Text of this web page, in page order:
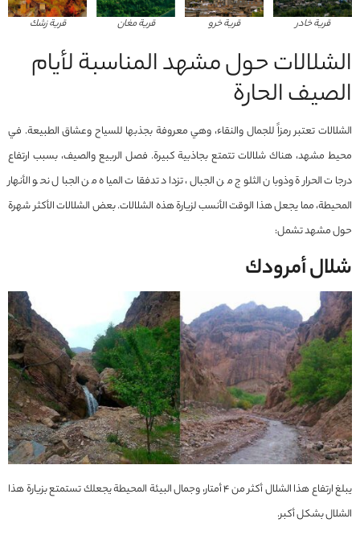
قرية خادر قرية خرو قرية مغان قرية زشك
الشلالات حول مشهد المناسبة لأيام
الصيف الحارة
الشلالات تعتبر رمزاً للجمال والنقاء، وهي معروفة بجذبها للسياح وعشاق الطبيعة. في
محيط مشهد، هناك شلالات تتمتع بجاذبية كبيرة. فصل الربيع والصيف، بسبب ارتفاع
درجات الحرارة وذوبان الثلوج من الجبال، تزداد تدفقات المياه من الجبال نحو الأنهار
المحيطة، مما يجعل هذا الوقت الأنسب لزيارة هذه الشلالات. بعض الشلالات الأكثر شهرة
حول مشهد تشمل:
شلال أمرودك
يبلغ ارتفاع هذا الشلال أكثر من 4 أمتار، وجمال البيئة المحيطة يجعلك تستمتع بزيارة هذا
الشلال بشكل أكبر.